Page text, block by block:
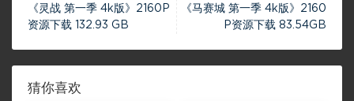
《灵战 第一季 4k版》2160P
资源下载 132.93 GB
《马赛城 第一季 4k版》2160
P资源下载 83.54GB
猜你喜欢